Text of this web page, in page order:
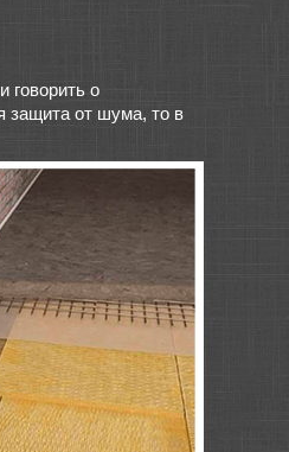
говорить о
защита от шума, то в